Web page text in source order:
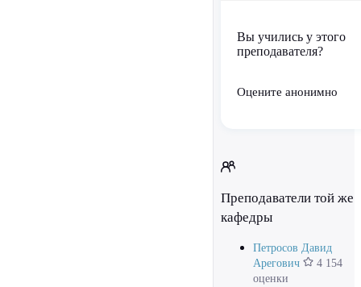
Вы учились у этого
преподавателя?
Оцените анонимно
Преподаватели той же
кафедры
Петросов Давид
Арегович
4 154
оценки